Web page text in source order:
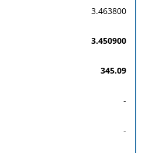
3.463800
3.450900
345.09
-
-